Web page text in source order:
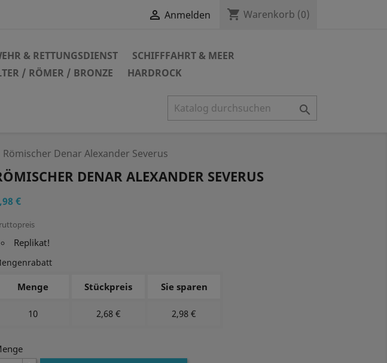
 Anmelden shopping_cart Warenkorb (0)
& RETTUNGSDIENST
SCHIFFFAHRT & MEER
/ RÖMER / BRONZE HARDROCK

Römischer Denar Alexander Severus
DENAR ALEXANDER SEVERUS
€
Replikat!
Menge Stückpreis Sie sparen
10 2,68 € 2,98 €